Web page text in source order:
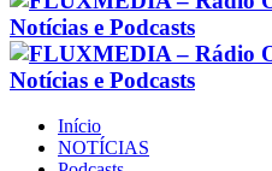
Início
NOTÍCIAS